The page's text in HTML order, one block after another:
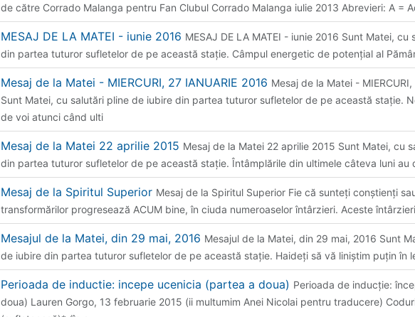
de către Corrado Malanga pentru Fan Clubul Corrado Malanga iulie 2013 Abrevieri: A =
MESAJ DE LA MATEI - iunie 2016 MESAJ DE LA MATEI - iunie 2016 Sunt Matei,
din partea tuturor sufletelor de pe această staţie. Câmpul energetic de potenţial al
Mesaj de la Matei - MIERCURI, 27 IANUARIE 2016 Mesaj de la Matei -
Sunt Matei, cu salutări pline de iubire din partea tuturor sufletelor de pe această stație.
de voi atunci când ulti
Mesaj de la Matei 22 aprilie 2015 Mesaj de la Matei 22 aprilie 2015 Sunt Matei, cu
din partea tuturor sufletelor de pe această staţie. Întâmplările din ultimele câteva luni au
Mesaj de la Spiritul Superior Mesaj de la Spiritul Superior Fie că sunteți conștienți
transformărilor progresează ACUM bine, în ciuda numeroaselor întârzieri. Aceste
Mesajul de la Matei, din 29 mai, 2016 Mesajul de la Matei, din 29 mai, 2016 Sunt
de iubire din partea tuturor sufletelor de pe această staţie. Haideţi să vă liniştim puţin în
Perioada de inductie: incepe ucenicia (partea a doua) Perioada de inducție:
doua) Lauren Gorgo, 13 februarie 2015 (ii multumim Anei Nicolai pentru traducere)